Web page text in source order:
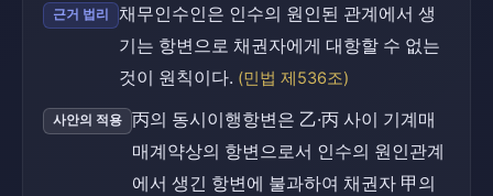
근거 법리
채무인수인은 인수의 원인된 관계에서 생
기는 항변으로 채권자에게 대항할 수 없는
것이 원칙이다. (민법 제536조)
사안의 적용
丙의 동시이행항변은 乙·丙 사이 기계매
매계약상의 항변으로서 인수의 원인관계
에서 생긴 항변에 불과하여 채권자 甲의